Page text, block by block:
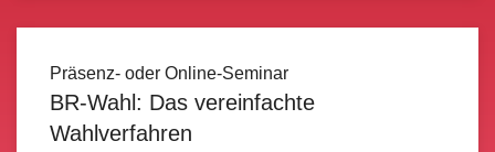
Präsenz- oder Online-Seminar
BR-Wahl: Das vereinfachte
Wahlverfahren